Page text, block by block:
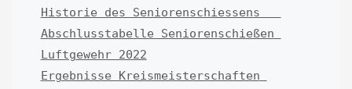
Historie des Seniorenschiessens
Abschlusstabelle Seniorenschießen
Luftgewehr 2022
Ergebnisse Kreismeisterschaften